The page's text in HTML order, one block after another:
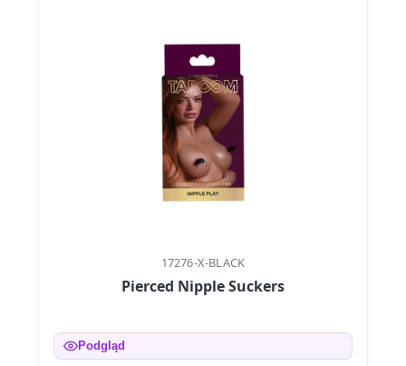
17276-X-BLACK
Pierced Nipple Suckers
Podgląd